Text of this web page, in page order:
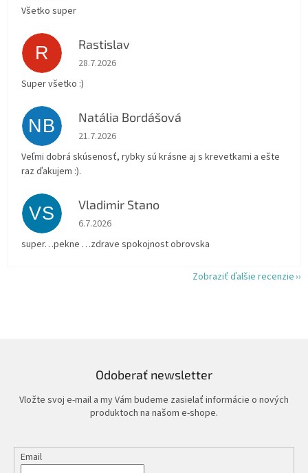
Všetko super
R Rastislav
Hodnotenie obchodu je 5 z 5 hviezdičiek.
28.7.2026
Super všetko :)
NB Natália Bordášová
Hodnotenie obchodu je 5 z 5 hviezdičiek.
21.7.2026
Veľmi dobrá skúsenosť, rybky sú krásne aj s krevetkami a ešte
raz ďakujem :).
VS Vladimir Stano
Hodnotenie obchodu je 5 z 5 hviezdičiek.
6.7.2026
super…pekne …zdrave spokojnost obrovska
Zobraziť ďalšie recenzie
Odoberať newsletter
Vložte svoj e-mail a my Vám budeme zasielať informácie o nových
produktoch na našom e-shope.
Email